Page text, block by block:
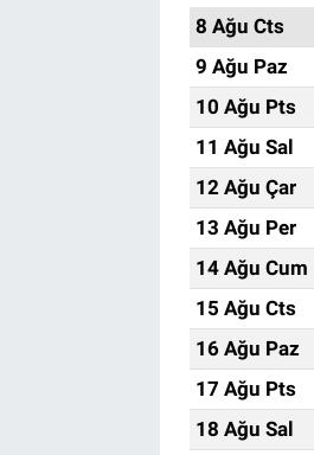
8 Ağu Cts
9 Ağu Paz
10 Ağu Pts
11 Ağu Sal
12 Ağu Çar
13 Ağu Per
14 Ağu Cum
15 Ağu Cts
16 Ağu Paz
17 Ağu Pts
18 Ağu Sal
HABERDE İNSAN
BİLİM VE TEKNOLOJİ